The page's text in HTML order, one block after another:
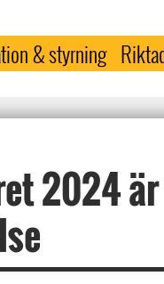
& styrning
2024